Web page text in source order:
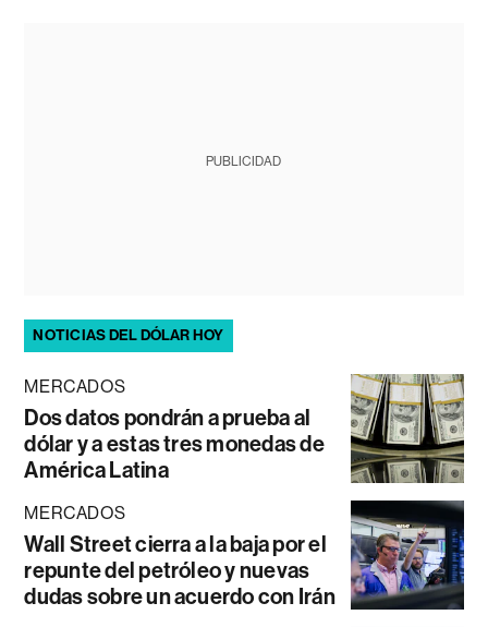
PUBLICIDAD
NOTICIAS DEL DÓLAR HOY
MERCADOS
Dos datos pondrán a prueba al
dólar y a estas tres monedas de
América Latina
MERCADOS
Wall Street cierra a la baja por el
repunte del petróleo y nuevas
dudas sobre un acuerdo con Irán